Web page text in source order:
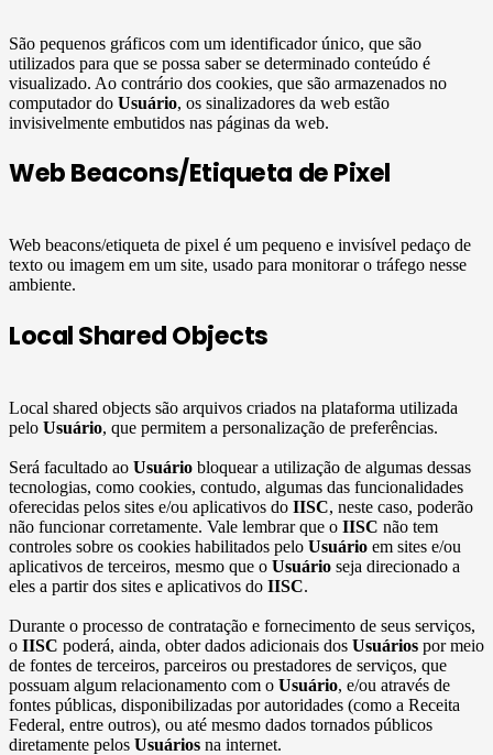
São pequenos gráficos com um identificador único, que são
utilizados para que se possa saber se determinado conteúdo é
visualizado. Ao contrário dos cookies, que são armazenados no
computador do Usuário, os sinalizadores da web estão
invisivelmente embutidos nas páginas da web.
Web Beacons/Etiqueta de Pixel
Web beacons/etiqueta de pixel é um pequeno e invisível pedaço de
texto ou imagem em um site, usado para monitorar o tráfego nesse
ambiente.
Local Shared Objects
Local shared objects são arquivos criados na plataforma utilizada
pelo Usuário, que permitem a personalização de preferências.
Será facultado ao Usuário bloquear a utilização de algumas dessas
tecnologias, como cookies, contudo, algumas das funcionalidades
oferecidas pelos sites e/ou aplicativos do IISC, neste caso, poderão
não funcionar corretamente. Vale lembrar que o IISC não tem
controles sobre os cookies habilitados pelo Usuário em sites e/ou
aplicativos de terceiros, mesmo que o Usuário seja direcionado a
eles a partir dos sites e aplicativos do IISC.
Durante o processo de contratação e fornecimento de seus serviços,
o IISC poderá, ainda, obter dados adicionais dos Usuários por meio
de fontes de terceiros, parceiros ou prestadores de serviços, que
possuam algum relacionamento com o Usuário, e/ou através de
fontes públicas, disponibilizadas por autoridades (como a Receita
Federal, entre outros), ou até mesmo dados tornados públicos
diretamente pelos Usuários na internet.